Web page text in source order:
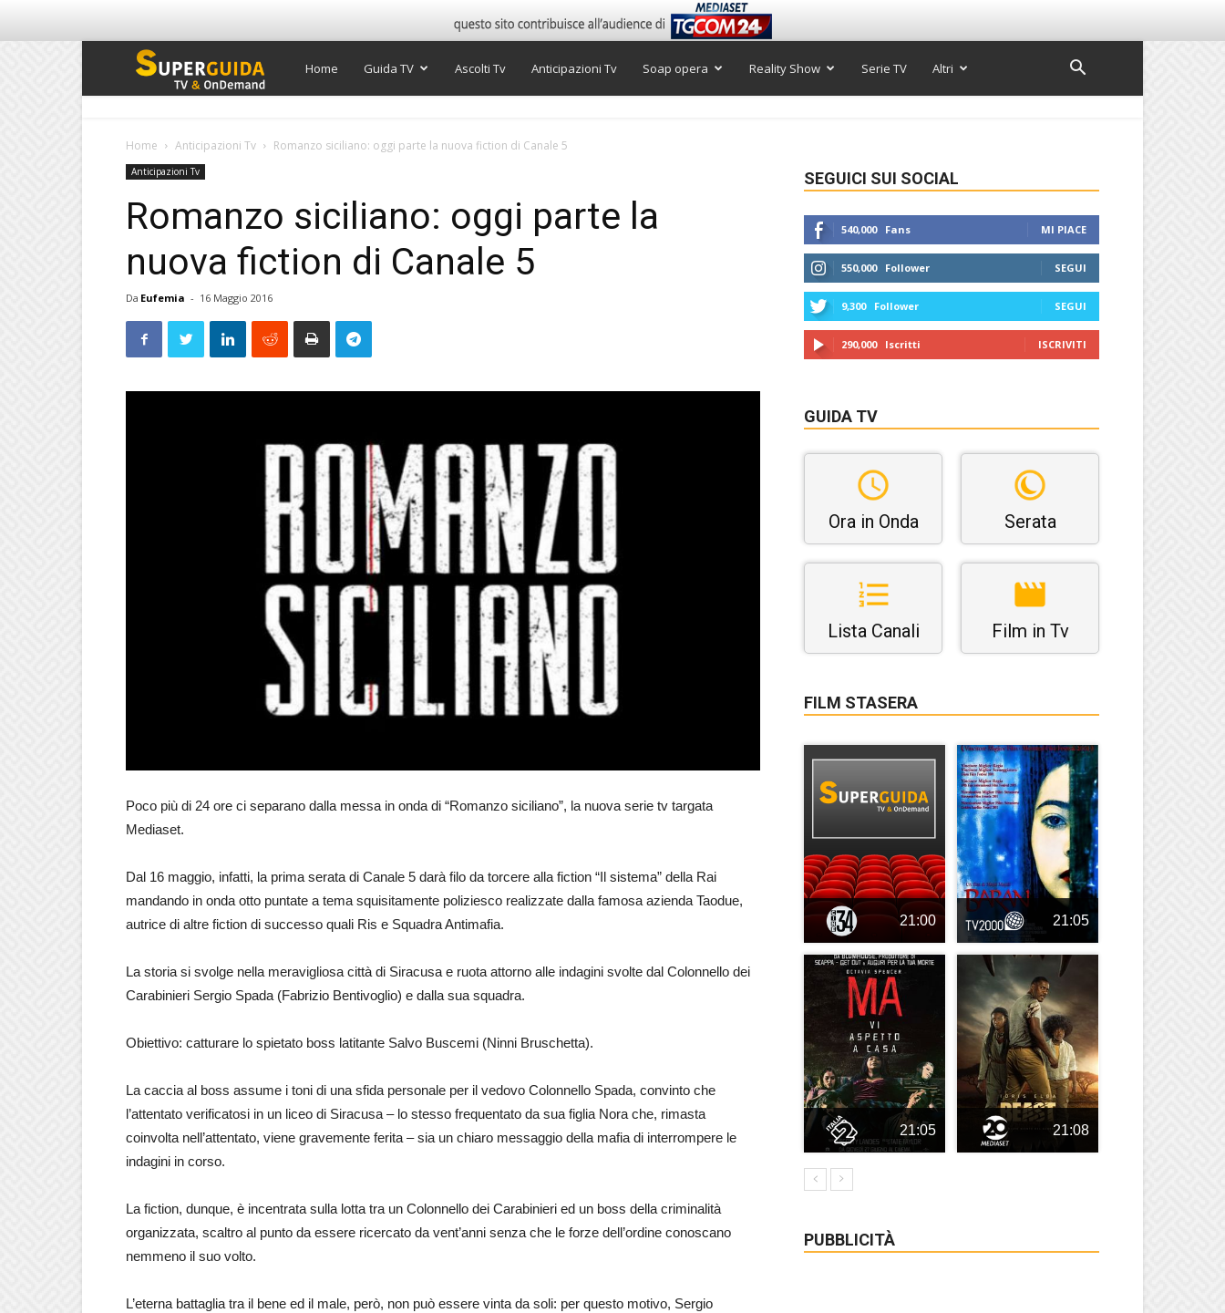
Super
Home Guida TV Ascolti Tv Anticipazioni Tv Soap opera Reality Show Serie TV Altri
Home Anticipazioni Tv Romanzo siciliano: oggi parte la nuova fiction di Canale 5
Anticipazioni Tv
Romanzo siciliano: oggi parte la
nuova fiction di Canale 5
Da Eufemia - 16 Maggio 2016
Poco più di 24 ore ci separano dalla messa in onda di “Romanzo siciliano”, la nuova serie tv targata
Mediaset.
Dal 16 maggio, infatti, la prima serata di Canale 5 darà filo da torcere alla fiction “Il sistema” della Rai
mandando in onda otto puntate a tema squisitamente poliziesco realizzate dalla famosa azienda Taodue,
autrice di altre fiction di successo quali Ris e Squadra Antimafia.
La storia si svolge nella meravigliosa città di Siracusa e ruota attorno alle indagini svolte dal Colonnello dei
Carabinieri Sergio Spada (Fabrizio Bentivoglio) e dalla sua squadra.
Obiettivo: catturare lo spietato boss latitante Salvo Buscemi (Ninni Bruschetta).
La caccia al boss assume i toni di una sfida personale per il vedovo Colonnello Spada, convinto che
l’attentato verificatosi in un liceo di Siracusa – lo stesso frequentato da sua figlia Nora che, rimasta
coinvolta nell’attentato, viene gravemente ferita – sia un chiaro messaggio della mafia di interrompere le
indagini in corso.
La fiction, dunque, è incentrata sulla lotta tra un Colonnello dei Carabinieri ed un boss della criminalità
organizzata, scaltro al punto da essere ricercato da vent’anni senza che le forze dell’ordine conoscano
nemmeno il suo volto.
L’eterna battaglia tra il bene ed il male, però, non può essere vinta da soli: per questo motivo, Sergio
SEGUICI SUI SOCIAL
540,000 Fans MI PIACE
550,000 Follower SEGUI
9,300 Follower SEGUI
290,000 Iscritti ISCRIVITI
GUIDA TV
Ora in Onda Serata
Lista Canali Film in Tv
FILM STASERA
21:00 21:05
21:05 21:08
PUBBLICITÀ